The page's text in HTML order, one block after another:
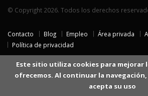
© Copyright 2026. Todos los derechos
Contacto Blog Empleo Área privada
Política de privacidad
Este sitio utiliza cookies para mejorar
ofrecemos. Al continuar la
acepta su uso